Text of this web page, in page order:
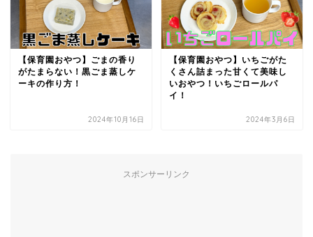
【保育園おやつ】ごまの香り
がたまらない！黒ごま蒸しケ
ーキの作り方！
2024年10月16日
【保育園おやつ】いちごがた
くさん詰まった甘くて美味し
いおやつ！いちごロールパ
イ！
2024年3月6日
スポンサーリンク